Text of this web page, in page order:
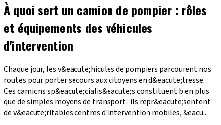
À quoi sert un camion de pompier : rôles
et équipements des véhicules
d'intervention
Chaque jour, les v&eacute;hicules de pompiers parcourent nos
routes pour porter secours aux citoyens en d&eacute;tresse.
Ces camions sp&eacute;cialis&eacute;s constituent bien plus
que de simples moyens de transport : ils repr&eacute;sentent
de v&eacute;ritables centres d'intervention mobiles, &eacu...